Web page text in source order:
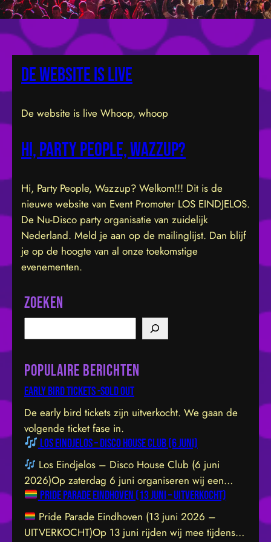
De website is live
De website is live Whoop, whoop
Hi, Party People, Wazzup?
Hi, Party People, Wazzup? Welkom!!! Dit is de
nieuwe website van Event Promoter LOS EINDJELOS.
De Nu-Disco party organisatie van zuidelijk
Nederland. Meld je aan op de mailinglijst. Dan blijf
je op de hoogte van al onze toekomstige
evenementen.
Zoeken
e
r
c
Populaire berichten
Early bird tickets -sold out
De early bird tickets zijn uitverkocht. We gaan de
volgende ticket fase in.
Los Eindjelos – Disco House Club (6 juni)
Los Eindjelos – Disco House Club (6 juni
2026)Op zaterdag 6 juni organiseren wij een
exclusieve clubavond van 20:30 tot 01:30 in een
sfeervolle, intieme locatie aan de Hofstraat 85b in
Eindhoven. De venue is prachtig ingericht en staat
Pride Parade Eindhoven (13 juni – UITVERKOCHT)
Pride Parade Eindhoven (13 juni 2026 –
UITVERKOCHT)Op 13 juni rijden wij mee tijdens